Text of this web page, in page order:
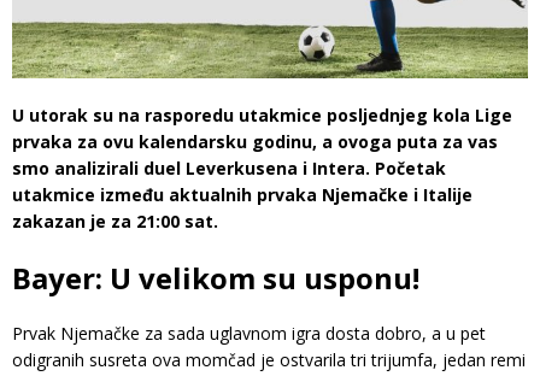
U utorak su na rasporedu utakmice posljednjeg kola Lige
prvaka za ovu kalendarsku godinu, a ovoga puta za vas
smo analizirali duel Leverkusena i Intera. Početak
utakmice između aktualnih prvaka Njemačke i Italije
zakazan je za 21:00 sat.
Bayer: U velikom su usponu!
Prvak Njemačke za sada uglavnom igra dosta dobro, a u pet
odigranih susreta ova momčad je ostvarila tri trijumfa, jedan remi